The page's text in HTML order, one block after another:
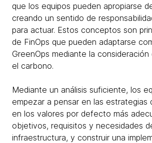
que los equipos pueden apropiarse
creando un sentido de
para actuar. Estos conceptos son
de FinOps que pueden adaptarse
GreenOps mediante la
el carbono.
Mediante un análisis suficiente, los
empezar a pensar en las estrategias
en los valores por defecto más
objetivos, requisitos y necesidades
infraestructura, y construir una